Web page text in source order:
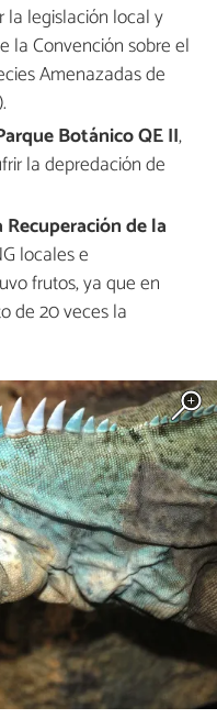
la legislación local y
la Convención sobre el
Amenazadas de
Botánico QE II,
la depredación de
de la
locales e
frutos, ya que en
de 20 veces la